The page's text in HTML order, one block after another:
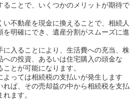
ることで、いくつかのメリットが期待で
い不動産を現金に換えることで、相続人
を明確にでき、遺産分割がスムーズに進
に入ることにより、生活費への充当、株
への投資、あるいは住宅購入の頭金な
とが可能になります。
よっては相続税の支払いが発生します
れば、その売却益の中から相続税を支払
ます。